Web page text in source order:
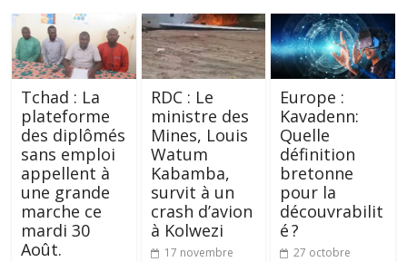
Tchad : La
plateforme
des diplômés
sans emploi
appellent à
une grande
marche ce
mardi 30
Août.
RDC : Le
ministre des
Mines, Louis
Watum
Kabamba,
survit à un
crash d’avion
à Kolwezi
17 novembre
Europe :
Kavadenn:
Quelle
définition
bretonne
pour la
découvrabilit
é ?
27 octobre